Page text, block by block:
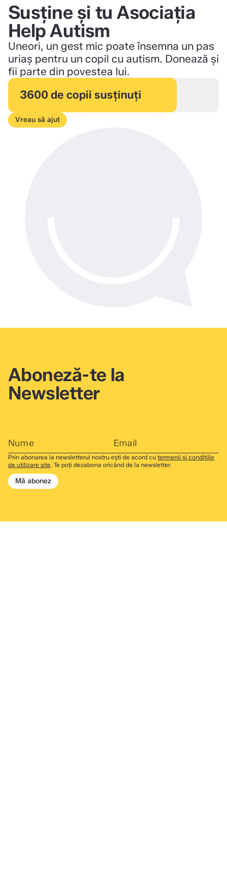
Susține și tu Asociația
Help Autism
Uneori, un gest mic poate însemna un pas
uriaș pentru un copil cu autism. Donează și
fii parte din povestea lui.
3600 de copii susținuți
Vreau să ajut
Aboneză-te la
Newsletter
Prin abonarea la newsletterul nostru ești de acord cu termenii și condițiile
de utilizare site. Te poți dezabona oricând de la newsletter.
Mă abonez